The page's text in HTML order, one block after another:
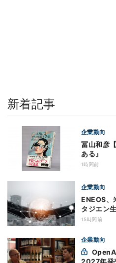
新着記事
企業動向
冨山和彦
ある』
1時間前
企業動向
ENEOS
タジエン
15時間前
企業動向
2027年発